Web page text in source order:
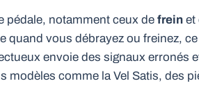
pédale, notamment ceux de frein et
quand vous débrayez ou freinez,
envoie des signaux erronés
modèles comme la Vel Satis, des